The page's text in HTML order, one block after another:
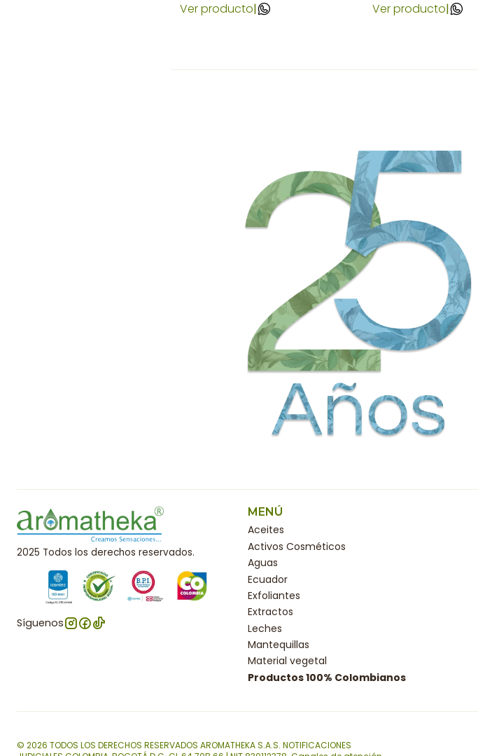
Ver producto|
Ver producto|
2025 Todos los derechos reservados.
Síguenos
MENÚ
Aceites
Activos Cosméticos
Aguas
Ecuador
Exfoliantes
Extractos
Leches
Mantequillas
Material vegetal
Productos 100% Colombianos
© 2026 TODOS LOS DERECHOS RESERVADOS AROMATHEKA S.A.S. NOTIFICACIONES